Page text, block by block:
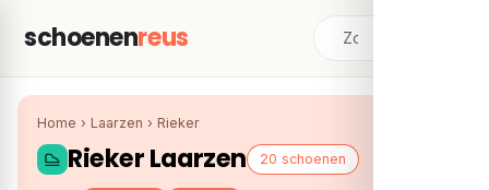
schoenenreus
Home › Laarzen › Rieker
Rieker Laarzen 20 schoenen